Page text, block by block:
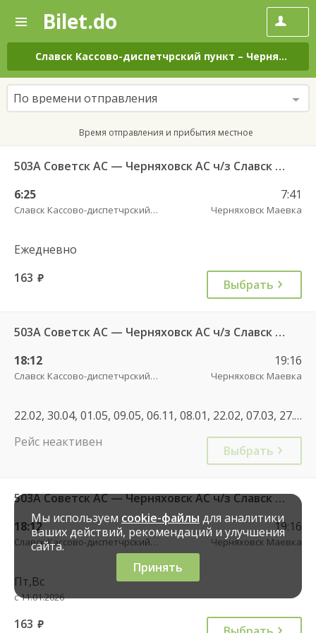
—
Поиск
и
покупка
билетов
на
автобус
онлайн
Bilet.do
Славск Кассово-диспетчрский пункт – Черняховск Маевка
По времени отправления
Время отправления и прибытия местное
503А Советск АС — Черняховск АС ч/з Славск КДП, Большаково п.
6:25
Славск Кассово-диспетчрский пункт
7:41
Черняховск Маевка
Ежедневно
163 руб. Выбрать
503А Советск АС — Черняховск АС ч/з Славск КДП, Большаково п.
18:12
Славск Кассово-диспетчрский пункт
19:16
Черняховск Маевка
22.02, 30.04, 01.05, 09.05, 06.11, 08.01, 22.02, 07.03, 27.04, 01.05, 08.05, 12.05, 03.05, 05.05, 12.06, 11.06, 02.11, 04.11, 01.11, 08.01, 30.04, 07.05, 11.06, 01.11, 04.11
Рейс неактивен
Выбрать
503А Советск АС — Черняховск АС ч/з Славск КДП, Большаково п.
18:12
Славск Кассово-диспетчрский пункт
19:16
Черняховск Маевка
Пт,Вс
с 11.01.2026
163 руб.
Мы используем cookie-файлы для аналитики
ваших действий, рекомендаций и улучшения
сайта.
Принять